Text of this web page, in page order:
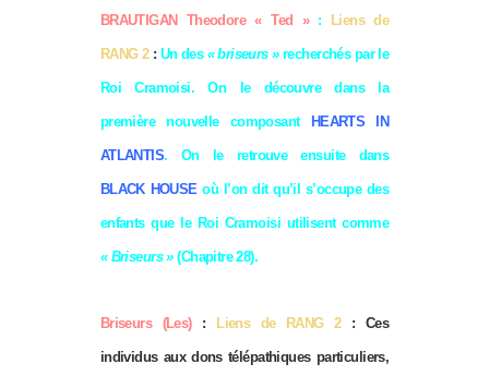
BRAUTIGAN Theodore « Ted » : Liens de
RANG 2: Un des« briseurs »recherchés par le
Roi Cramoisi. On le découvre dans la
première nouvelle composant HEARTS IN
ATLANTIS. On le retrouve ensuite dans
BLACK HOUSEoù l’on dit qu’il s’occupe des
enfants que le Roi Cramoisi utilisent comme
« Briseurs »(Chapitre 28).
Briseurs (Les) : Liens de RANG 2: Ces
individus aux dons télépathiques particuliers,